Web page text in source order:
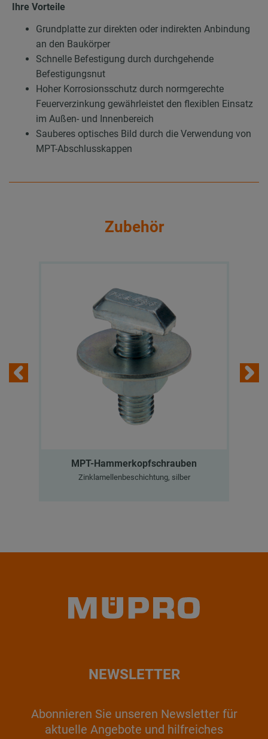
Ihre Vorteile
Grundplatte zur direkten oder indirekten Anbindung
an den Baukörper
Schnelle Befestigung durch durchgehende
Befestigungsnut
Hoher Korrosionsschutz durch normgerechte
Feuerverzinkung gewährleistet den flexiblen Einsatz
im Außen- und Innenbereich
Sauberes optisches Bild durch die Verwendung von
MPT-Abschlusskappen
Zubehör
MPT-Hammerkopfschrauben
Zinklamellenbeschichtung, silber
NEWSLETTER
Abonnieren Sie unseren Newsletter für
aktuelle Angebote und hilfreiches